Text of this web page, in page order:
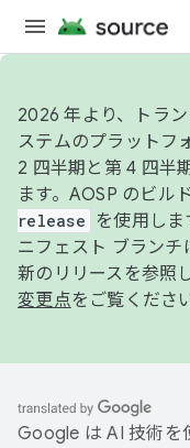
2026 年より、トラ
ステムのプラットフ
2 四半期と第 4 四半
ます。AOSP のビル
release
を使用しま
ニフェスト ブランチ
新のリリースを参照
変更点をご覧くださ
Google は AI 技術を